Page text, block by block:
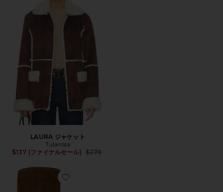
LAURA ジャケット
Tularosa
$137 (ファイナルセール)
Previous price:
$279
Favorite WESCOTT ブーツ